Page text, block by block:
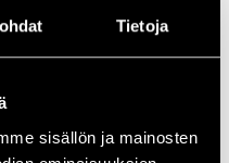
Tietoja
sisällön ja mainosten